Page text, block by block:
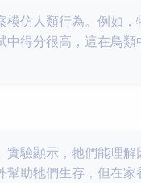
仿人類行為。例如
得分很高，這在鳥
驗顯示，牠們能理
助牠們生存，但在家